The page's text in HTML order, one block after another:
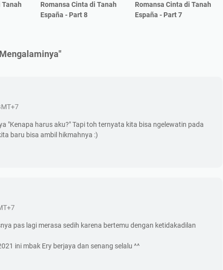
Tanah
Romansa Cinta di Tanah
España - Part 8
Romansa Cinta di Tanah
España - Part 7
"Kenapa harus aku?" Tapi toh ternyata kita bisa ngelewatin pada
baru bisa ambil hikmahnya :)
pas lagi merasa sedih karena bertemu dengan ketidakadilan
ini mbak Ery berjaya dan senang selalu ^^